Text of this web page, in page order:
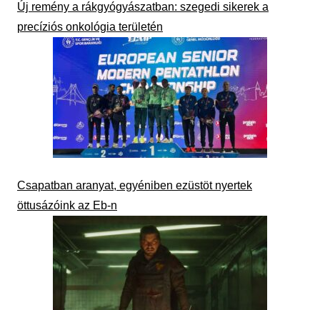
Új remény a rákgyógyászatban: szegedi sikerek a
precíziós onkológia területén
Csapatban aranyat, egyéniben ezüstöt nyertek
öttusázóink az Eb-n